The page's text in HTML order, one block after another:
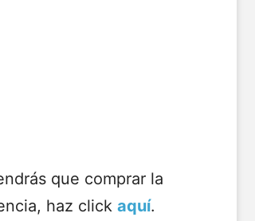
que comprar la
haz click aquí.